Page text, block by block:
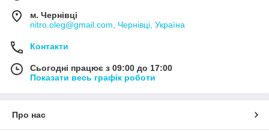
м. Чернівці
nitro.oleg@gmail.com, Чернівці, Україна
Контакти
Сьогодні працює з 09:00 до 17:00
Показати весь графік роботи
Про нас